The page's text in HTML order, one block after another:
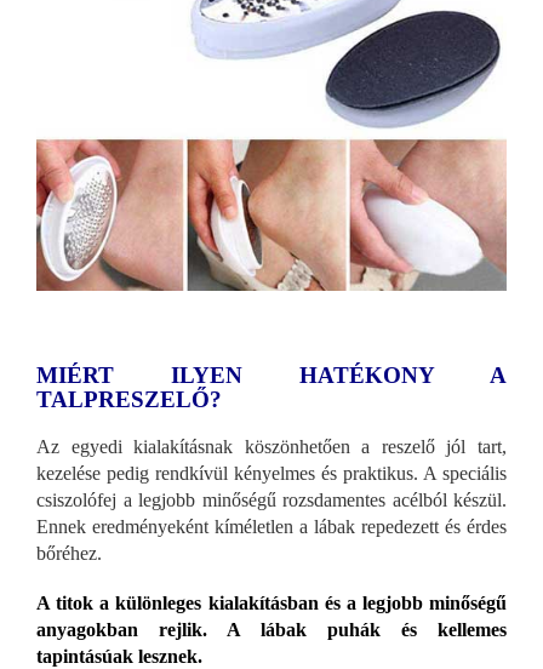
MIÉRT ILYEN HATÉKONY A
TALPRESZELŐ?
Az egyedi kialakításnak köszönhetően a reszelő jól tart,
kezelése pedig rendkívül kényelmes és praktikus. A speciális
csiszolófej a legjobb minőségű rozsdamentes acélból készül.
Ennek eredményeként kíméletlen a lábak repedezett és érdes
bőréhez.
A titok a különleges kialakításban és a legjobb minőségű
anyagokban rejlik. A lábak puhák és kellemes
tapintásúak lesznek.